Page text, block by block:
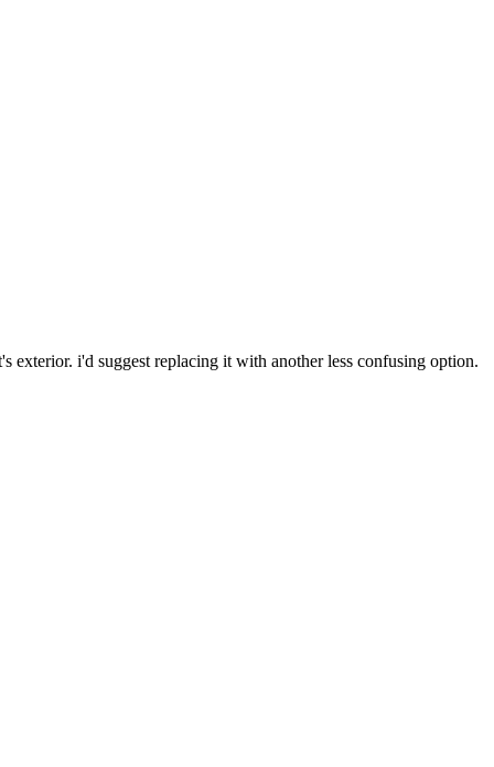
exterior. i'd suggest replacing it with another less confusing option.